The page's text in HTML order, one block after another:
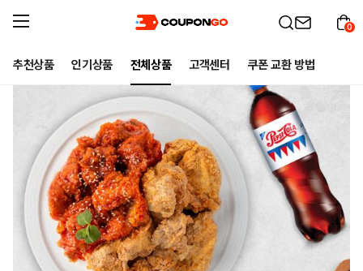
추천상품 인기상품 전체상품 고객센터 쿠폰 교환 방법
0